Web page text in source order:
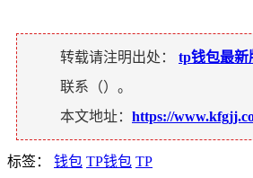
转载请注明出处： tp钱包最新
联系（）。
本文地址： https://
标签： 钱包 TP钱包 TP